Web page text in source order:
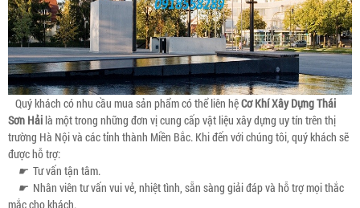
Quý khách có nhu cầu mua sản phẩm có thể liên hệCơ Khí Xây Dựng Thái
Sơn Hải là một trong những đơn vị cung cấp vật liệu xây dựng uy tín trên thị
trường Hà Nội và các tỉnh thành Miền Bắc. Khi đến với chúng tôi, quý khách sẽ
được hỗ trợ:
☛ Tư vấn tận tâm.
☛ Nhân viên tư vấn vui vẻ, nhiệt tình, sẵn sàng giải đáp và hỗ trợ mọi thắc
mắc cho khách.